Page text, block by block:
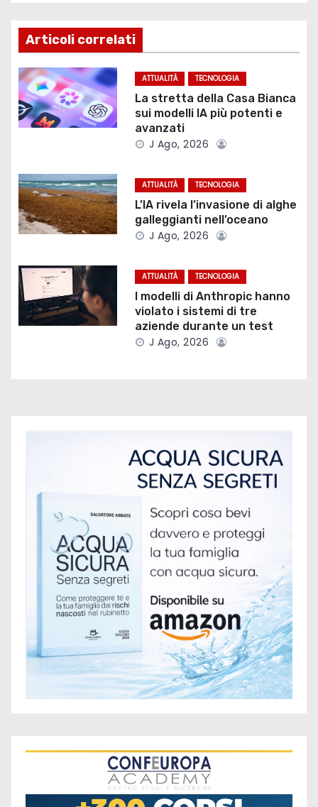
g
a
z
i
n
e
r
t
Articoli correlati
ATTUALITÀ TECNOLOGIA
La stretta della Casa Bianca
sui modelli IA più potenti e
avanzati
J Ago, 2026
ATTUALITÀ TECNOLOGIA
L’IA rivela l’invasione di alghe
galleggianti nell’oceano
J Ago, 2026
ATTUALITÀ TECNOLOGIA
I modelli di Anthropic hanno
violato i sistemi di tre
aziende durante un test
J Ago, 2026